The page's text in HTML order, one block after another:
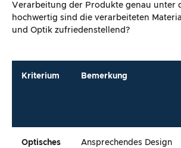
Verarbeitung der Produkte genau unter
hochwertig sind die verarbeiteten
und Optik zufriedenstellend?
Kriterium Bemerkung
Optisches
Ansprechendes Design